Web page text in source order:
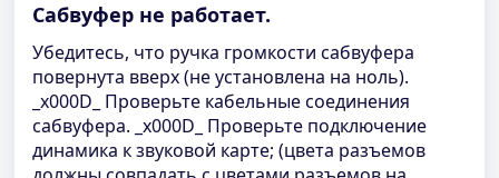
Сабвуфер не работает.
Убедитесь, что ручка громкости сабвуфера
повернута вверх (не установлена ​​на ноль).
_x000D_ Проверьте кабельные соединения
сабвуфера. _x000D_ Проверьте подключение
динамика к звуковой карте; (цвета разъемов